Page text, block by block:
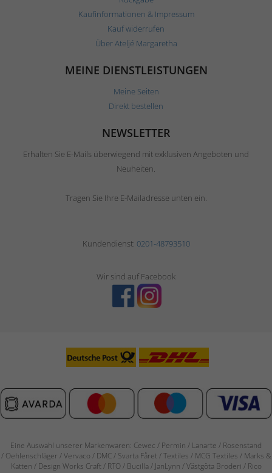
Kaufinformationen & Impressum
Kauf widerrufen
Über Ateljé Margaretha
MEINE DIENSTLEISTUNGEN
Meine Seiten
Direkt bestellen
NEWSLETTER
Erhalten Sie E-Mails überwiegend mit exklusiven Angeboten und
Neuheiten.
Tragen Sie Ihre E-Mailadresse unten ein.
Kundendienst: 0201-48793510
Wir sind auf Facebook
Eine Auswahl unserer Markenwaren: Cewec / Permin / Lanarte / Rosenstand
/ Oehlenschläger / Vervaco / DMC / Svarta Fåret / Textiles / MCG Textiles / Marks &
Katten / Design Works Craft / RTO / Bucilla / JanLynn / Västgöta Broderi / Rico